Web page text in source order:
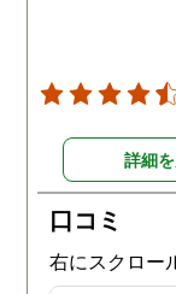
詳細
口コミ
右にスクロー